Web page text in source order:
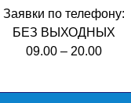
Заявки по телефону:
БЕЗ ВЫХОДНЫХ
09.00 – 20.00